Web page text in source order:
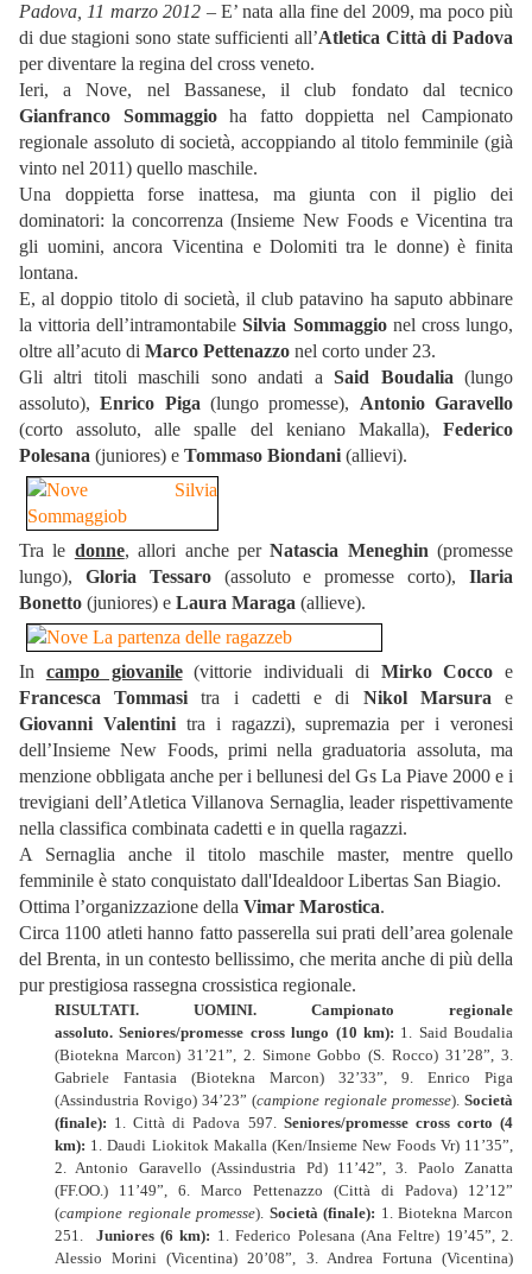
Padova, 11 marzo 2012 – E’ nata alla fine del 2009, ma poco più
di due stagioni sono state sufficienti all’Atletica Città di Padova
per diventare la regina del cross veneto.
Ieri, a Nove, nel Bassanese, il club fondato dal tecnico
Gianfranco Sommaggioha fatto doppietta nel Campionato
regionale assoluto di società, accoppiando al titolo femminile (già
vinto nel 2011) quello maschile.
Una doppietta forse inattesa, ma giunta con il piglio dei
dominatori: la concorrenza (Insieme New Foods e Vicentina tra
gli uomini, ancora Vicentina e Dolomiti tra le donne) è finita
lontana.
E, al doppio titolo di società, il club patavino ha saputo abbinare
la vittoria dell’intramontabileSilvia Sommaggionel cross lungo,
oltre all’acuto di Marco Pettenazzo nel corto under 23.
Gli altri titoli maschili sono andati aSaid Boudalia (lungo
assoluto),Enrico Piga (lungo promesse), Antonio Garavello
(corto assoluto, alle spalle del keniano Makalla), Federico
Polesana (juniores) e Tommaso Biondani (allievi).
Tra le donne, allori anche perNatascia Meneghin (promesse
lungo), Gloria Tessaro(assoluto e promesse corto),Ilaria
Bonetto (juniores) e Laura Maraga (allieve).
In campo giovanile(vittorie individuali di Mirko Cocco e
Francesca Tommasi tra i cadetti e di Nikol Marsura e
Giovanni Valentinitra i ragazzi), supremazia per i veronesi
dell’Insieme New Foods, primi nella graduatoria assoluta, ma
menzione obbligata anche per i bellunesi del Gs La Piave 2000 e i
trevigiani dell’Atletica Villanova Sernaglia, leader rispettivamente
nella classifica combinata cadetti e in quella ragazzi.
A Sernaglia anche il titolo maschile master, mentre quello
femminile è stato conquistato dall'Idealdoor Libertas San Biagio.
Ottima l’organizzazione della Vimar Marostica.
Circa 1100 atleti hanno fatto passerella sui prati dell’area golenale
del Brenta, in un contesto bellissimo, che merita anche di più della
pur prestigiosa rassegna crossistica regionale.
RISULTATI. UOMINI. Campionato regionale
assoluto.Seniores/promesse cross lungo (10 km): 1. Said Boudalia
(Biotekna Marcon) 31’21”, 2. Simone Gobbo (S. Rocco) 31’28”, 3.
Gabriele Fantasia (Biotekna Marcon) 32’33”, 9. Enrico Piga
(Assindustria Rovigo) 34’23” (campione regionale promesse). Società
(finale): 1. Città di Padova 597. Seniores/promesse cross corto (4
km): 1. Daudi Liokitok Makalla (Ken/Insieme New Foods Vr) 11’35”,
2. Antonio Garavello (Assindustria Pd) 11’42”, 3. Paolo Zanatta
(FF.OO.) 11’49”, 6. Marco Pettenazzo (Città di Padova) 12’12”
(campione regionale promesse). Società (finale): 1. Biotekna Marcon
251. Juniores (6 km): 1. Federico Polesana (Ana Feltre) 19’45”, 2.
Alessio Morini (Vicentina) 20’08”, 3. Andrea Fortuna (Vicentina)